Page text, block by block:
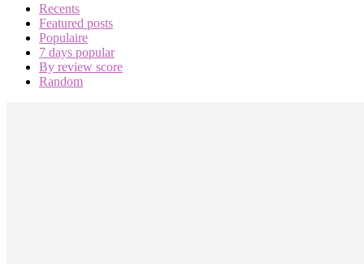
Recents
Featured posts
Populaire
7 days popular
By review score
Random